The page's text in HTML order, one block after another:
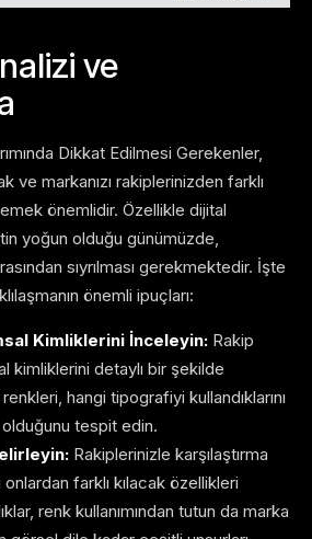
ve
Dikkat Edilmesi Gerekenler,
ve markanızı rakiplerinizden farklı
önemlidir. Özellikle dijital
yoğun olduğu günümüzde,
sıyrılması gerekmektedir. İşte
önemli ipuçları:
Kimliklerini İnceleyin: Rakip
kimliklerini detaylı bir şekilde
hangi tipografiyi kullandıklarını
olduğunu tespit edin.
Rakiplerinizle karşılaştırma
onlardan farklı kılacak özellikleri
renk kullanımından tutun da marka